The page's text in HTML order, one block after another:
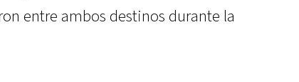
entre ambos destinos durante la